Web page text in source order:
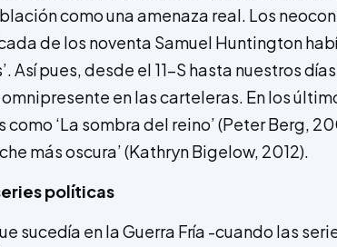
como una amenaza real. Los
de los noventa Samuel Huntington
Así pues, desde el 11-S hasta nuestros
en las carteleras. En los
‘La sombra del reino’ (Peter Berg,
más oscura’ (Kathryn Bigelow, 2012).
políticas
sucedía en la Guerra Fría -cuando las